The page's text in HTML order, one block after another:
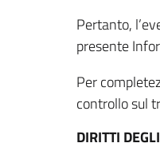
Pertanto,
presente
Per
controllo sul
DIRITTI